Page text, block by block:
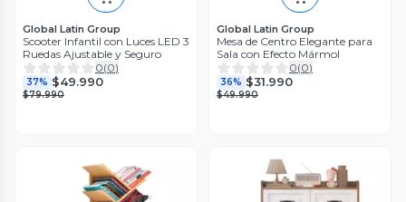
Global Latin Group
Scooter Infantil con Luces LED 3
Ruedas Ajustable y Seguro
0(0)
37% $49.990
$79.990
Global Latin Group
Mesa de Centro Elegante para
Sala con Efecto Mármol
0(0)
36% $31.990
$49.990